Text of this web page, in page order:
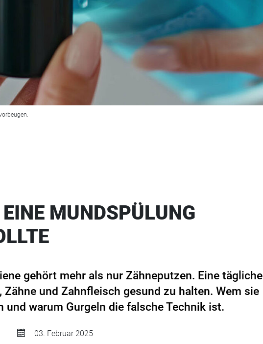
MUNDSPÜLUNG
gehört mehr als nur Zähneputzen. Eine tägliche
und Zahnfleisch gesund zu halten. Wem sie
und warum Gurgeln die falsche Technik ist.
03. Februar 2025